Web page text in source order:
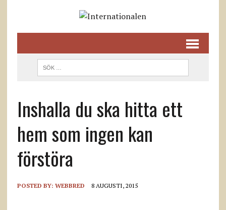
Inshalla du ska hitta ett
hem som ingen kan
förstöra
POSTED BY: WEBBRED 8 AUGUSTI, 2015